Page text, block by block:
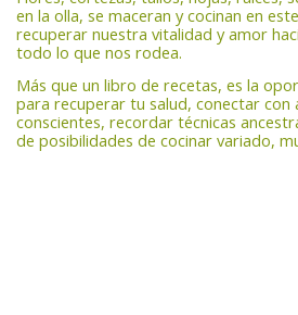
en la olla, se maceran y cocinan en
recuperar nuestra vitalidad y amor
todo lo que nos rodea.
Más que un libro de recetas, es la
para recuperar tu salud, conectar con
conscientes, recordar técnicas
de posibilidades de cocinar variado,